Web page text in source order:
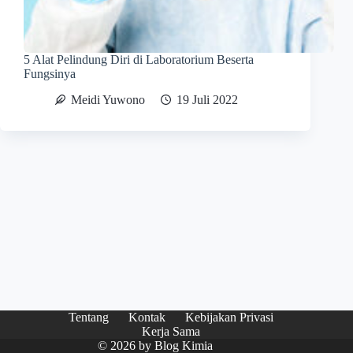
5 Alat Pelindung Diri di Laboratorium Beserta
Fungsinya
Meidi Yuwono
19 Juli 2022
Tentang Kontak
Kebijakan Privasi
Kerja Sama
© 2026 byBlog Kimia